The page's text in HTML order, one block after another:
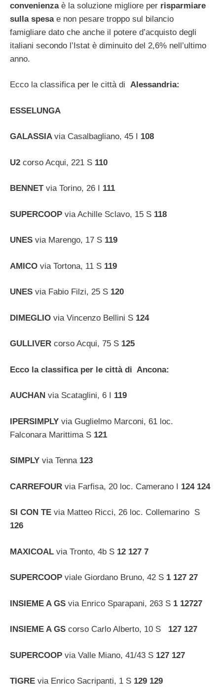
convenienza è la soluzione migliore per risparmiare
sulla spesa e non pesare troppo sul bilancio
famigliare dato che anche il potere d’acquisto degli
italiani secondo l’Istat è diminuito del 2,6% nell’ultimo
anno.
Ecco la classifica per le città di Alessandria:
ESSELUNGA
GALASSIA via Casalbagliano, 45 I 108
U2 corso Acqui, 221 S 110
BENNET via Torino, 26 I 111
SUPERCOOP via Achille Sclavo, 15 S 118
UNES via Marengo, 17 S 119
AMICO via Tortona, 11 S 119
UNES via Fabio Filzi, 25 S 120
DIMEGLIO via Vincenzo Bellini S 124
GULLIVER corso Acqui, 75 S 125
Ecco la classifica per le città di Ancona:
AUCHAN via Scataglini, 6 I 119
IPERSIMPLY via Guglielmo Marconi, 61 loc.
Falconara Marittima S 121
SIMPLY via Tenna 123
CARREFOUR via Farfisa, 20 loc. Camerano I 124 124
SI CON TE via Matteo Ricci, 26 loc. Collemarino S
126
MAXICOAL via Tronto, 4b S 12 127 7
SUPERCOOP viale Giordano Bruno, 42 S 1 127 27
INSIEME A GS via Enrico Sparapani, 263 S 1 12727
INSIEME A GS corso Carlo Alberto, 10 S 127 127
SUPERCOOP via Valle Miano, 41/43 S 127 127
TIGRE via Enrico Sacripanti, 1 S 129 129